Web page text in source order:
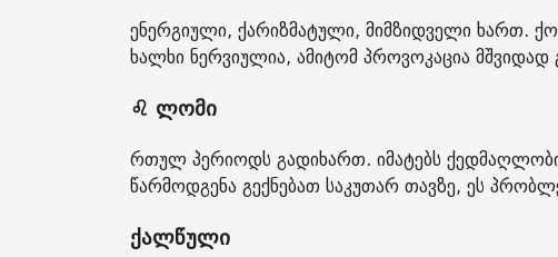
ენერგიული, ქარიზმატული, მიმზიდველი ხართ.
ხალხი ნერვიულია, ამიტომ პროვოკაცია მშვიდად
♌ ლომი
რთულ პერიოდს გადიხართ. იმატებს
წარმოდგენა გექნებათ საკუთარ თავზე, ეს
ქალწული